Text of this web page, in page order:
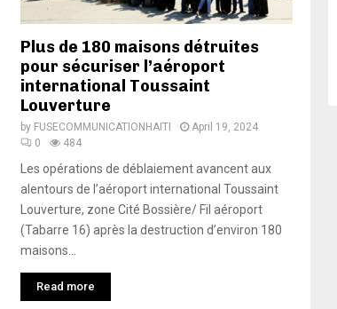
Plus de 180 maisons détruites
pour sécuriser l’aéroport
international Toussaint
Louverture
by FUSECOMMUNICATIONHAITI
April 19, 2024
0
484
Les opérations de déblaiement avancent aux
alentours de l’aéroport international Toussaint
Louverture, zone Cité Bossière/ Fil aéroport
(Tabarre 16) après la destruction d’environ 180
maisons...
Read more